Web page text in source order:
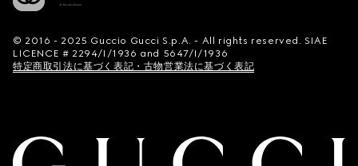
© 2016 - 2025 Guccio Gucci S.p.A. - All rights reserved. SIAE
LICENCE # 2294/I/1936 and 5647/I/1936
特定商取引法に基づく表記・古物営業法に基づく表記